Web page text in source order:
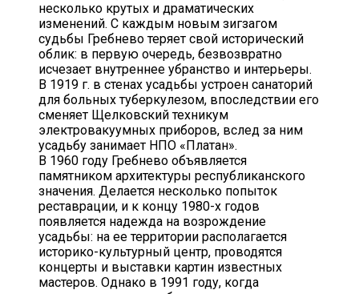
несколько крутых и драматических
изменений. С каждым новым зигзагом
судьбы Гребнево теряет свой исторический
облик: в первую очередь, безвозвратно
исчезает внутреннее убранство и интерьеры.
В 1919 г. в стенах усадьбы устроен санаторий
для больных туберкулезом, впоследствии его
сменяет Щелковский техникум
электровакуумных приборов, вслед за ним
усадьбу занимает НПО «Платан».
В 1960 году Гребнево объявляется
памятником архитектуры республиканского
значения. Делается несколько попыток
реставрации, и к концу 1980-х годов
появляется надежда на возрождение
усадьбы: на ее территории располагается
историко-культурный центр, проводятся
концерты и выставки картин известных
мастеров. Однако в 1991 году, когда